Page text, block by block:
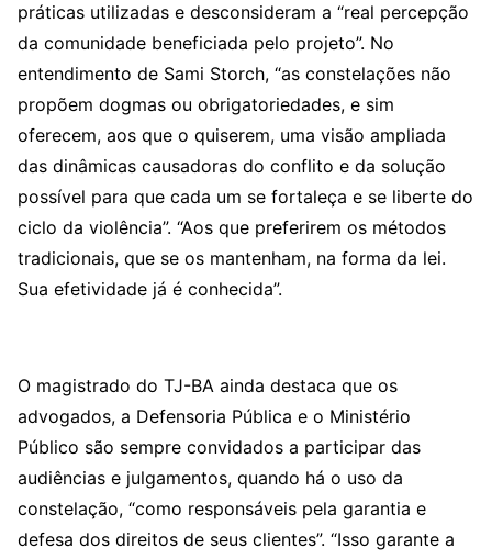
práticas utilizadas e desconsideram a “real percepção
da comunidade beneficiada pelo projeto”. No
entendimento de Sami Storch, “as constelações não
propõem dogmas ou obrigatoriedades, e sim
oferecem, aos que o quiserem, uma visão ampliada
das dinâmicas causadoras do conflito e da solução
possível para que cada um se fortaleça e se liberte do
ciclo da violência”. “Aos que preferirem os métodos
tradicionais, que se os mantenham, na forma da lei.
Sua efetividade já é conhecida”.
O magistrado do TJ-BA ainda destaca que os
advogados, a Defensoria Pública e o Ministério
Público são sempre convidados a participar das
audiências e julgamentos, quando há o uso da
constelação, “como responsáveis pela garantia e
defesa dos direitos de seus clientes”. “Isso garante a